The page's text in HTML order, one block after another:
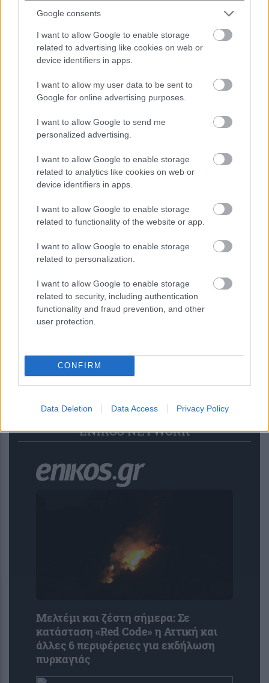
Google consents
I want to allow Google to enable storage
related to advertising like cookies on web or
device identifiers in apps.
I want to allow my user data to be sent to
Google for online advertising purposes.
I want to allow Google to send me
personalized advertising.
I want to allow Google to enable storage
related to analytics like cookies on web or
device identifiers in apps.
I want to allow Google to enable storage
related to functionality of the website or app.
I want to allow Google to enable storage
related to personalization.
I want to allow Google to enable storage
related to security, including authentication
functionality and fraud prevention, and other
user protection.
CONFIRM
Data Deletion Data Access Privacy Policy
από την Ελλάδα
και τον Κόσμο στο
Ροή Οικονομία Επιχειρήσεις Επικαιρότητα
Χρέη στο Δημόσιο: Αναλυτικός οδηγός
για ρυθμίσεις οφειλών σε 24, 48 και 72
11 ώρες πριν
Ταμείο Ανάκαμψης: Αγώνας δρόμου για
το τελευταίο αίτημα πληρωμής – Στο
Σπατάλη τροφίμων: Η μείωση των
ENIKOS NETWORK
Μελτέμι και ζέστη σήμερα: Σε
κατάσταση «Red Code» η Αττική και
άλλες 6 περιφέρειες για εκδήλωση
πυρκαγιάς